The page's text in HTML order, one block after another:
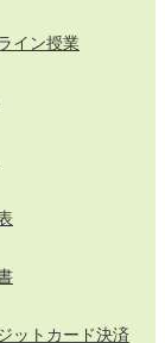
イン授業
ットカード決済